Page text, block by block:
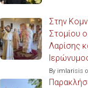
Στην
Στομίου
Λαρίσης
By imlarisis